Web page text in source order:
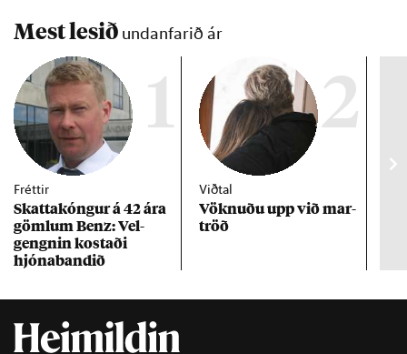
Mest lesið undanfarið ár
1
Fréttir
Skattakóng­ur á 42 ára
göml­um Benz: Vel­
gengn­in kostaði
hjóna­band­ið
2
Viðtal
Vökn­uðu upp við mar­
tröð